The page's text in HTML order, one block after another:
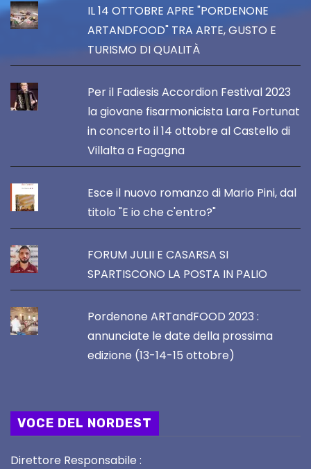
IL 14 OTTOBRE APRE "PORDENONE
ARTANDFOOD" TRA ARTE, GUSTO E
TURISMO DI QUALITÀ
Per il Fadiesis Accordion Festival 2023
la giovane fisarmonicista Lara Fortunat
in concerto il 14 ottobre al Castello di
Villalta a Fagagna
Esce il nuovo romanzo di Mario Pini, dal
titolo "E io che c'entro?"
FORUM JULII E CASARSA SI
SPARTISCONO LA POSTA IN PALIO
Pordenone ARTandFOOD 2023 :
annunciate le date della prossima
edizione (13-14-15 ottobre)
VOCE DEL NORDEST
Direttore Responsabile :